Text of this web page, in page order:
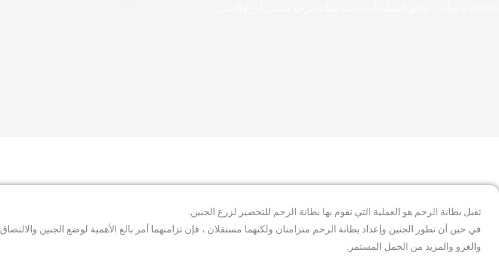
تقبل بطانة الرحم هو العملية التي تقوم بها بطانة الرحم للتحضير لزرع الجنين.
في حين أن تطور الجنين وإعداد بطانة الرحم متزامنان ولكنهما مستقلان ، فإن تزامنهما أمر بالغ الأهمية لوضع الجنين والالتصاق
والغزو والمزيد من الحمل المستمر.